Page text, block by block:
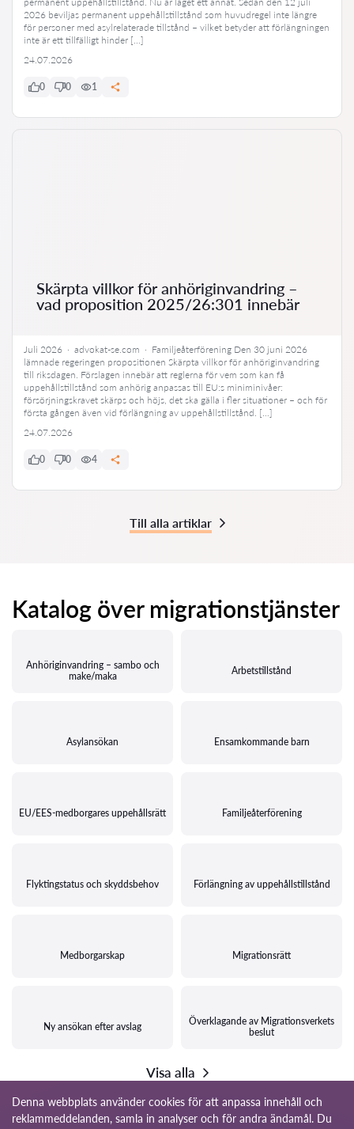
2026 beviljas permanent uppehållstillstånd som huvudregel inte längre
för personer med asylrelaterade tillstånd – vilket betyder att förlängningen
inte är ett tillfälligt hinder […]
24.07.2026
0 0 1
Skärpta villkor för anhöriginvandring –
vad proposition 2025/26:301 innebär
Juli 2026 · advokat-se.com · Familjeåterförening Den 30 juni 2026
lämnade regeringen propositionen Skärpta villkor för anhöriginvandring
till riksdagen. Förslagen innebär att reglerna för vem som kan få
uppehållstillstånd som anhörig anpassas till EU:s miniminivåer:
försörjningskravet skärps och höjs, det ska gälla i fler situationer – och för
första gången även vid förlängning av uppehållstillstånd. […]
24.07.2026
0 0 4
Till alla artiklar
Katalog över migrationstjänster
Anhöriginvandring – sambo och
make/maka
Arbetstillstånd
Asylansökan Ensamkommande barn
EU/EES-medborgares uppehållsrätt Familjeåterförening
Flyktingstatus och skyddsbehov Förlängning av uppehållstillstånd
Medborgarskap Migrationsrätt
Ny ansökan efter avslag
Överklagande av Migrationsverkets
beslut
Visa alla
Denna webbplats använder cookies för att anpassa innehåll och
reklammeddelanden, samla in analyser och för andra ändamål. Du